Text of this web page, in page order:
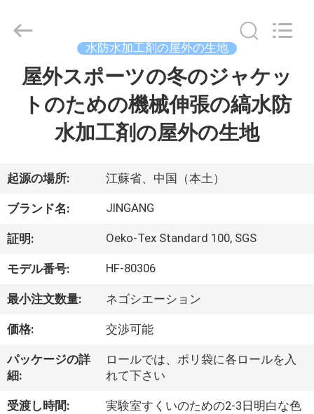
ダ
ク
ト
私
に
つ
い
2025
Reserved.
水防水加工剤の屋外の生地
屋外スポーツの冬のジャケッ
トのための機械伸張の縞水防
水加工剤の屋外の生地
起源の場所: 江蘇省、中国（本土）
ブランド名: JINGANG
証明: Oeko-Tex Standard 100, SGS
モデル番号: HF-80306
最小注文数量: ネゴシエーション
価格: 交渉可能
パッケージの詳
細:
ロールでは、ポリ袋に各ロールを入
れて下さい
受渡し時間:
実験室すくいのための2-3日明白な色